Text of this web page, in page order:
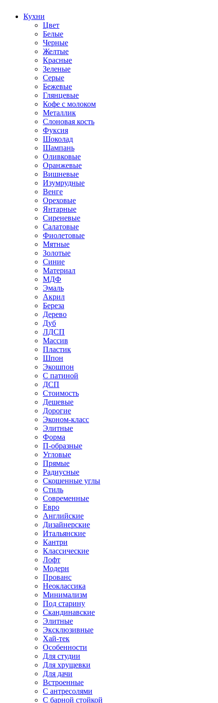
Кухни
Цвет
Белые
Черные
Желтые
Красные
Зеленые
Серые
Бежевые
Глянцевые
Кофе с молоком
Металлик
Слоновая кость
Фуксия
Шоколад
Шампань
Оливковые
Оранжевые
Вишневые
Изумрудные
Венге
Ореховые
Янтарные
Сиреневые
Салатовые
Фиолетовые
Мятные
Золотые
Синие
Материал
МДФ
Эмаль
Акрил
Береза
Дерево
Дуб
ЛДСП
Массив
Пластик
Шпон
Экошпон
С патиной
ДСП
Стоимость
Дешевые
Дорогие
Эконом-класс
Элитные
Форма
П-образные
Угловые
Прямые
Радиусные
Скошенные углы
Стиль
Современные
Евро
Английские
Дизайнерские
Итальянские
Кантри
Классические
Лофт
Модерн
Прованс
Неоклассика
Минимализм
Под старину
Скандинавские
Элитные
Эксклюзивные
Хай-тек
Особенности
Для студии
Для хрущевки
Для дачи
Встроенные
С антресолями
С барной стойкой